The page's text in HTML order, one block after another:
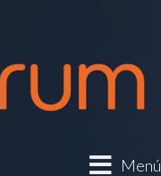
Menú